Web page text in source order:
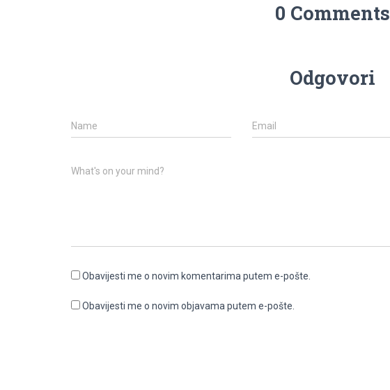
0 Comments
Odgovori
Name Email
What's on your mind?
Obavijesti me o novim komentarima putem e-pošte.
Obavijesti me o novim objavama putem e-pošte.